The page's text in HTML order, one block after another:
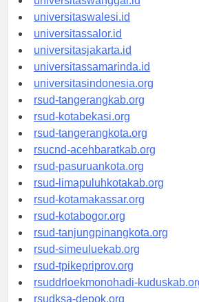
universitaswanggar.id
universitaswalesi.id
universitassalor.id
universitasjakarta.id
universitassamarinda.id
universitasindonesia.org
rsud-tangerangkab.org
rsud-kotabekasi.org
rsud-tangerangkota.org
rsucnd-acehbaratkab.org
rsud-pasuruankota.org
rsud-limapuluhkotakab.org
rsud-kotamakassar.org
rsud-kotabogor.org
rsud-tanjungpinangkota.org
rsud-simeuluekab.org
rsud-tpikepriprov.org
rsuddrloekmonohadi-kuduskab.org